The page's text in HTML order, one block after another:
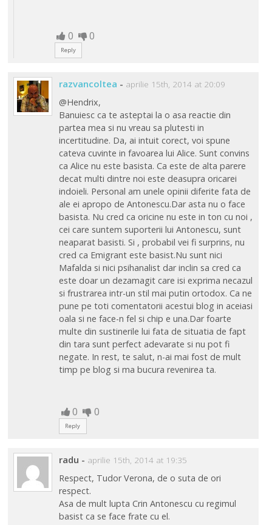
0 0
Reply
razvancoltea - aprilie 15th, 2014 at 20:09
@Hendrix,
Banuiesc ca te asteptai la o asa reactie din
partea mea si nu vreau sa plutesti in
incertitudine. Da, ai intuit corect, voi spune
cateva cuvinte in favoarea lui Alice. Sunt convins
ca Alice nu este basista. Ca este de alta parere
decat multi dintre noi este deasupra oricarei
indoieli. Personal am unele opinii diferite fata de
ale ei apropo de Antonescu.Dar asta nu o face
basista. Nu cred ca oricine nu este in ton cu noi ,
cei care suntem suporterii lui Antonescu, sunt
neaparat basisti. Si , probabil vei fi surprins, nu
cred ca Emigrant este basist.Nu sunt nici
Mafalda si nici psihanalist dar inclin sa cred ca
este doar un dezamagit care isi exprima necazul
si frustrarea intr-un stil mai putin ortodox. Ca ne
pune pe toti comentatorii acestui blog in aceiasi
oala si ne face-n fel si chip e una.Dar foarte
multe din sustinerile lui fata de situatia de fapt
din tara sunt perfect adevarate si nu pot fi
negate. In rest, te salut, n-ai mai fost de mult
timp pe blog si ma bucura revenirea ta.
0 0
Reply
radu - aprilie 15th, 2014 at 19:35
Respect, Tudor Verona, de o suta de ori
respect.
Asa de mult lupta Crin Antonescu cu regimul
basist ca se face frate cu el.